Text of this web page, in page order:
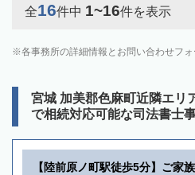
全16件中 1~16件を表示
各事務所の詳細情報とお問い合わせフ
宮城 加美郡色麻町近隣エリ
で相続対応可能な司法書士
【陸前原ノ町駅徒歩5分】ご家